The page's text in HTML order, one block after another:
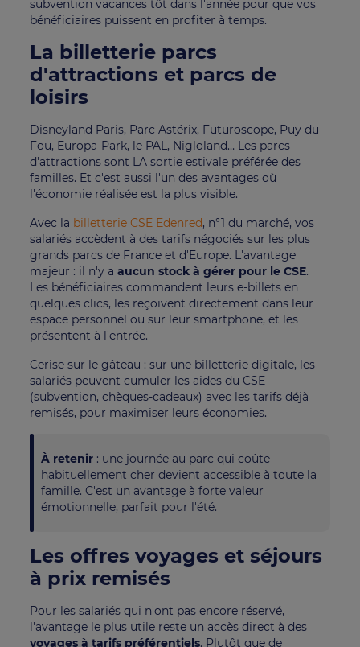
subvention vacances tôt dans l'année pour que vos
bénéficiaires puissent en profiter à temps.
La billetterie parcs
d'attractions et parcs de
loisirs
Disneyland Paris, Parc Astérix, Futuroscope, Puy du
Fou, Europa-Park, le PAL, Nigloland… Les parcs
d'attractions sont LA sortie estivale préférée des
familles. Et c'est aussi l'un des avantages où
l'économie réalisée est la plus visible.
Avec la billetterie CSE Edenred, n°1 du marché, vos
salariés accèdent à des tarifs négociés sur les plus
grands parcs de France et d'Europe. L'avantage
majeur : il n'y aaucun stock à gérer pour le CSE.
Les bénéficiaires commandent leurs e-billets en
quelques clics, les reçoivent directement dans leur
espace personnel ou sur leur smartphone, et les
présentent à l'entrée.
Cerise sur le gâteau : sur une billetterie digitale, les
salariés peuvent cumuler les aides du CSE
(subvention, chèques-cadeaux) avec les tarifs déjà
remisés, pour maximiser leurs économies.
À retenir : une journée au parc qui coûte
habituellement cher devient accessible à toute la
famille. C'est un avantage à forte valeur
émotionnelle, parfait pour l'été.
Les offres voyages et séjours
à prix remisés
Pour les salariés qui n'ont pas encore réservé,
l'avantage le plus utile reste un accès direct à des
voyages à tarifs préférentiels. Plutôt que de